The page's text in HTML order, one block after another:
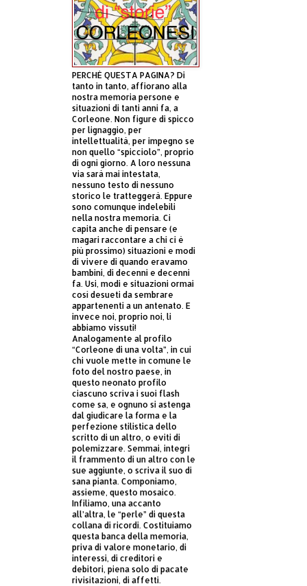
PERCHÈ QUESTA PAGINA? Di
tanto in tanto, affiorano alla
nostra memoria persone e
situazioni di tanti anni fa, a
Corleone. Non figure di spicco
per lignaggio, per
intellettualità, per impegno se
non quello “spicciolo”, proprio
di ogni giorno. A loro nessuna
via sarà mai intestata,
nessuno testo di nessuno
storico le tratteggerà. Eppure
sono comunque indelebili
nella nostra memoria. Ci
capita anche di pensare (e
magari raccontare a chi ci è
più prossimo) situazioni e modi
di vivere di quando eravamo
bambini, di decenni e decenni
fa. Usi, modi e situazioni ormai
così desueti da sembrare
appartenenti a un antenato. E
invece noi, proprio noi, li
abbiamo vissuti!
Analogamente al profilo
“Corleone di una volta”, in cui
chi vuole mette in comune le
foto del nostro paese, in
questo neonato profilo
ciascuno scriva i suoi flash
come sa, e ognuno si astenga
dal giudicare la forma e la
perfezione stilistica dello
scritto di un altro, o eviti di
polemizzare. Semmai, integri
il frammento di un altro con le
sue aggiunte, o scriva il suo di
sana pianta. Componiamo,
assieme, questo mosaico.
Infiliamo, una accanto
all’altra, le “perle” di questa
collana di ricordi. Costituiamo
questa banca della memoria,
priva di valore monetario, di
interessi, di creditori e
debitori, piena solo di pacate
rivisitazioni, di affetti.